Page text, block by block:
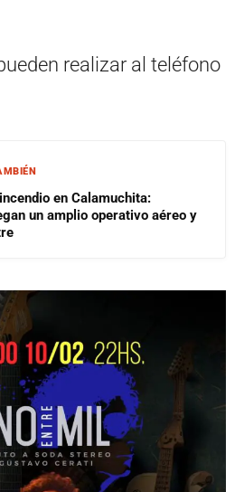
realizar al teléfono
en Calamuchita:
un amplio operativo aéreo y